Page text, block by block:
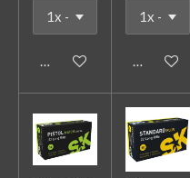
In den WarenkorbIn den